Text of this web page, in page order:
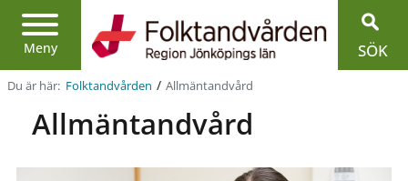
Meny
Region
Jönköpings
län
SÖK
Du är här: Folktandvården / Allmän­tandvård
Allmän­tandvård